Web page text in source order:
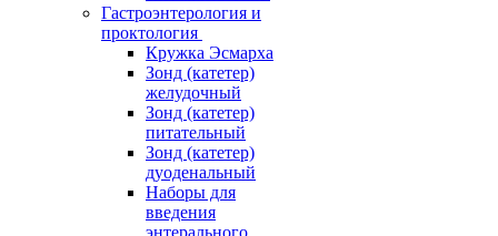
Гастроэнтерология и
проктология
Кружка Эсмарха
Зонд (катетер)
желудочный
Зонд (катетер)
питательный
Зонд (катетер)
дуоденальный
Наборы для
введения
энтерального